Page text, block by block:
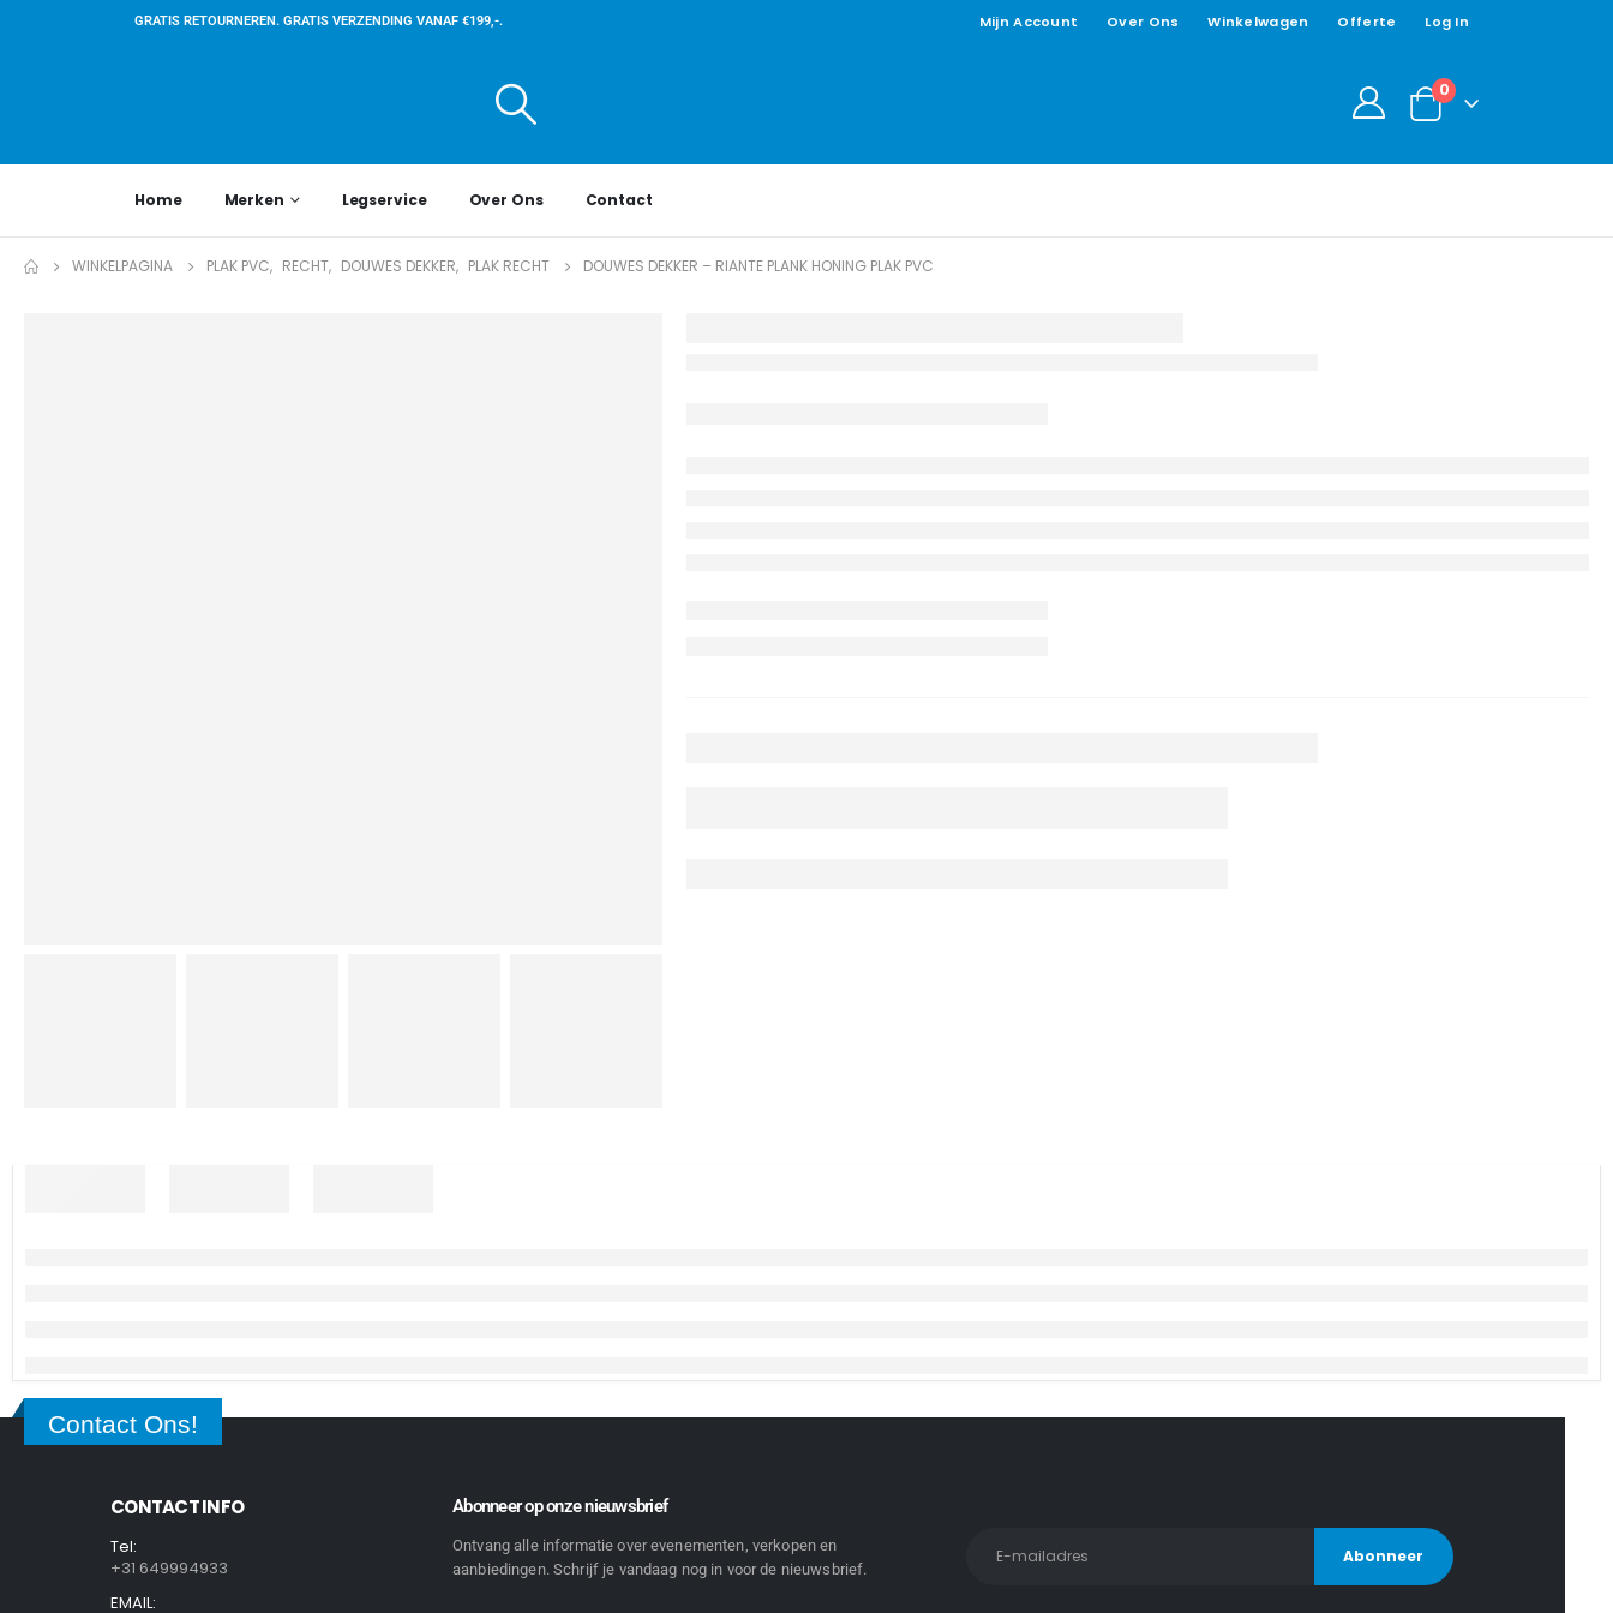
GRATIS RETOURNEREN. GRATIS VERZENDING VANAF €199,-. Mijn Account Over Ons Winkelwagen Offerte Log In
0
Home Merken Legservice Over Ons Contact
WINKELPAGINA PLAK PVC, RECHT, DOUWES DEKKER, PLAK RECHT DOUWES DEKKER – RIANTE PLANK HONING PLAK PVC
Contact Ons!
CONTACT INFO
Tel:
+31 649994933
EMAIL:
Abonneer op onze nieuwsbrief
Ontvang alle informatie over evenementen, verkopen en
aanbiedingen. Schrijf je vandaag nog in voor de nieuwsbrief.